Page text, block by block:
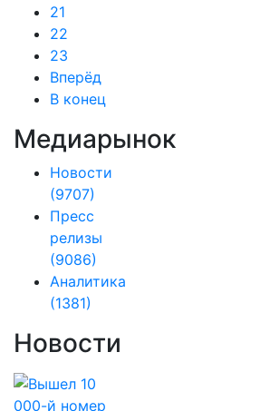
21
22
23
Вперёд
В конец
Медиарынок
Новости
(9707)
Пресс
релизы
(9086)
Аналитика
(1381)
Новости